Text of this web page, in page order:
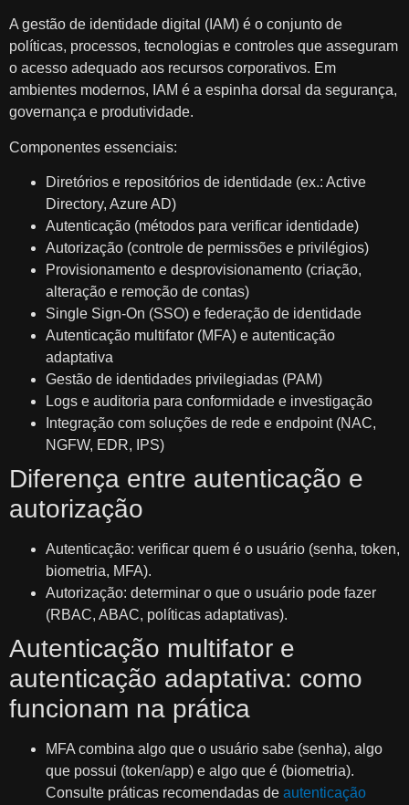
A gestão de identidade digital (IAM) é o conjunto de
políticas, processos, tecnologias e controles que asseguram
o acesso adequado aos recursos corporativos. Em
ambientes modernos, IAM é a espinha dorsal da segurança,
governança e produtividade.
Componentes essenciais:
Diretórios e repositórios de identidade (ex.: Active
Directory, Azure AD)
Autenticação (métodos para verificar identidade)
Autorização (controle de permissões e privilégios)
Provisionamento e desprovisionamento (criação,
alteração e remoção de contas)
Single Sign‑On (SSO) e federação de identidade
Autenticação multifator (MFA) e autenticação
adaptativa
Gestão de identidades privilegiadas (PAM)
Logs e auditoria para conformidade e investigação
Integração com soluções de rede e endpoint (NAC,
NGFW, EDR, IPS)
Diferença entre autenticação e
autorização
Autenticação: verificar quem é o usuário (senha, token,
biometria, MFA).
Autorização: determinar o que o usuário pode fazer
(RBAC, ABAC, políticas adaptativas).
Autenticação multifator e
autenticação adaptativa: como
funcionam na prática
MFA combina algo que o usuário sabe (senha), algo
que possui (token/app) e algo que é (biometria).
Consulte práticas recomendadas de autenticação